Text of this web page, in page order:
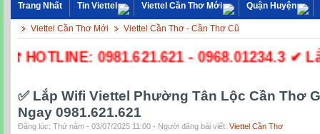
Trang Nhất Tin Viettel Viettel Cần Thơ Mới Quận Huyện
Viettel Cần Thơ Mới Viettel Cần Thơ - Cần Thơ Cũ
HOTLINE: 0981.621.621 - 0968.01234.3 ✔
✅ Lắp Wifi Viettel Phường Tân Lộc Cần Thơ
Ngay 0981.621.621
Đăng lúc: Thứ năm - 03/07/2025 11:00 - Người đăng bài viết: Viettel Cần Thơ